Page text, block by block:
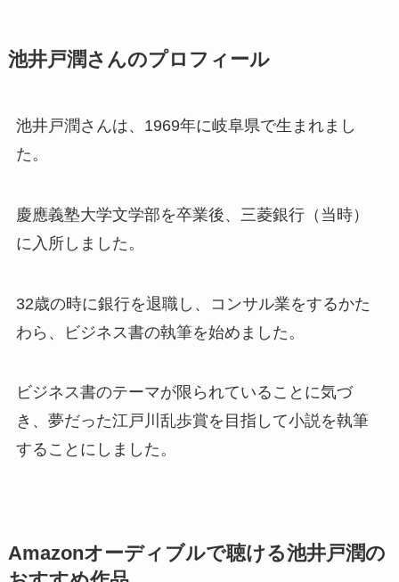
池井戸潤さんのプロフィール
池井戸潤さんは、1969年に岐阜県で生まれまし
た。
慶應義塾大学文学部を卒業後、三菱銀行（当時）
に入所しました。
32歳の時に銀行を退職し、コンサル業をするかた
わら、ビジネス書の執筆を始めました。
ビジネス書のテーマが限られていることに気づ
き、夢だった江戸川乱歩賞を目指して小説を執筆
することにしました。
Amazonオーディブルで聴ける池井戸潤の